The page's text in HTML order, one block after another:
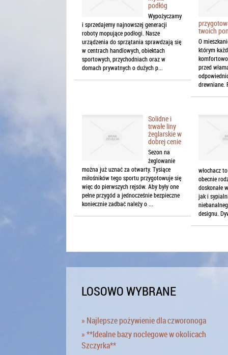
podłóg
Wypożyczamy
i sprzedajemy najnowszej generacji
roboty mopujące podłogi. Nasze
urządzenia do sprzątania sprawdzają się
w centrach handlowych, obiektach
sportowych, przychodniach oraz w
domach prywatnych o dużych p...
twoich
O
którym
przed
drewniane.
Solidne i
trwałe liny
żeglarskie w
dobrej cenie
Sezon na
żeglowanie
można już uznać za otwarty. Tysiące
miłośników tego sportu przygotowuje się
więc do pierwszych rejsów. Aby były one
pełne przygód a jednocześnie bezpieczne
koniecznie zadbać należy o ...
włochacz
obecnie
doskonałe
jak i
designu.
LOSOWO WYBRANE
» Najlepsze pożywienie dla czworonoga
» **Idealne bazy noclegowe w okolicach
Szczyrka**